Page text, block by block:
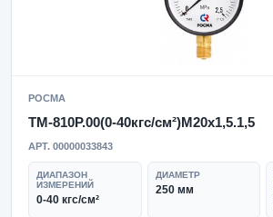
РОСМА
ТМ-810Р.00(0-40кгс/см²)M20x1,5.1,5
АРТ. 00000033843
ДИАПАЗОН
ИЗМЕРЕНИЙ
0-40 кгс/см²
ДИАМЕТР
250 мм